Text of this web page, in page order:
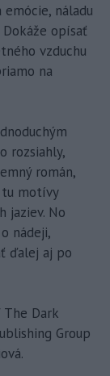
náladu
opísať
vzduchu
na
rozsiahly,
román,
tu motívy
jaziev. No
nádeji,
ďalej aj po
The Dark
Group